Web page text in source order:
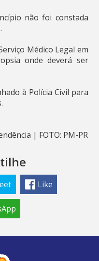
não foi constada
Médico Legal em
onde deverá ser
à Polícia Civil para
| FOTO: PM-PR
Like